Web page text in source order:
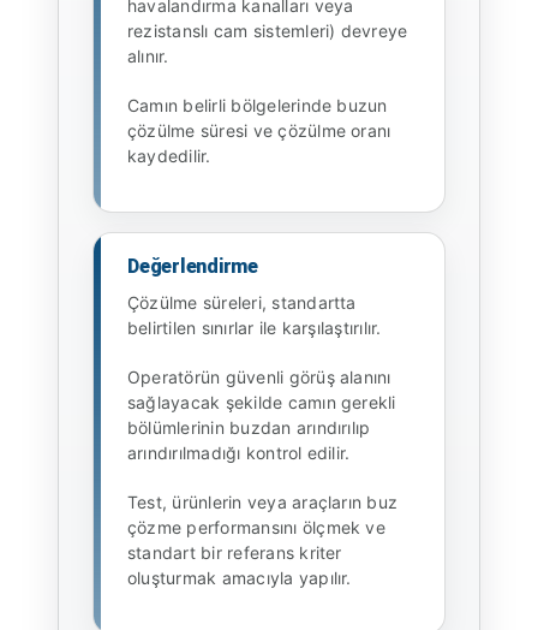
havalandırma kanalları veya
rezistanslı cam sistemleri) devreye
alınır.
Camın belirli bölgelerinde buzun
çözülme süresi ve çözülme oranı
kaydedilir.
Değerlendirme
Çözülme süreleri, standartta
belirtilen sınırlar ile karşılaştırılır.
Operatörün güvenli görüş alanını
sağlayacak şekilde camın gerekli
bölümlerinin buzdan arındırılıp
arındırılmadığı kontrol edilir.
Test, ürünlerin veya araçların buz
çözme performansını ölçmek ve
standart bir referans kriter
oluşturmak amacıyla yapılır.